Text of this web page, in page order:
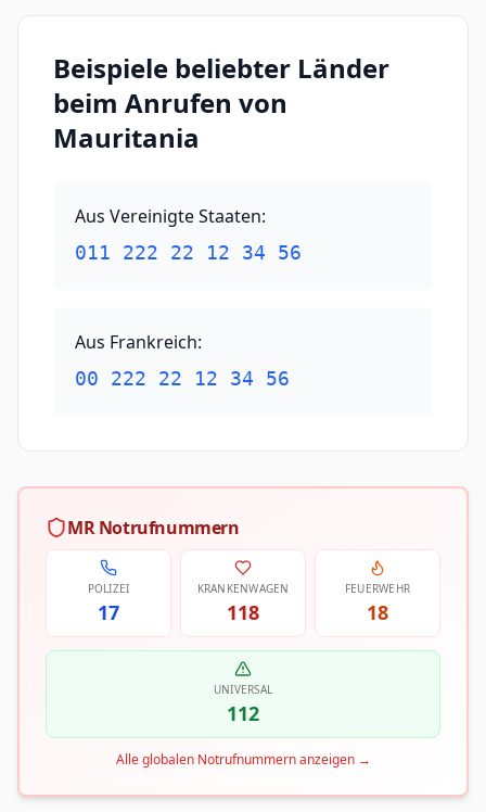
Beispiele beliebter Länder
beim Anrufen von
Mauritania
Aus Vereinigte Staaten:
011 222 22 12 34 56
Aus Frankreich:
00 222 22 12 34 56
MR Notrufnummern
POLIZEI
17
KRANKENWAGEN
118
FEUERWEHR
18
UNIVERSAL
112
Alle globalen Notrufnummern anzeigen→